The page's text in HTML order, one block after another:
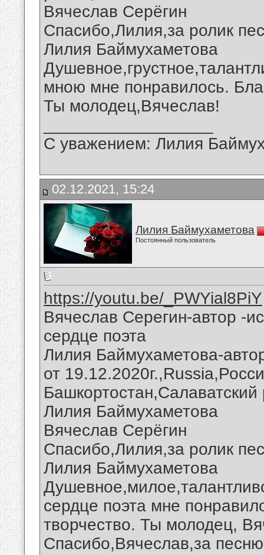
Вячеслав Серёгин
Спасибо,Лилия,за ролик
Лилия Баймухаметова
мною мне понравилось.
Ты молодец,Вячеслав!
С уважением: Лилия
02.12.2021, 15:24
Лилия Баймухаметова
Постоянный пользователь
https://youtu.be/_PWYial8PiY
Вячеслав Серегин-автор -
сердце поэта
Лилия Баймухаметова-
от
Лилия Баймухаметова
Вячеслав Серёгин
Спасибо,Лилия,за ролик
Лилия Баймухаметова
сердце поэта мне
творчество. Ты молодец,
Спасибо,Вячеслав,за